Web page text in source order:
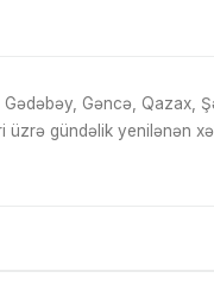
Gədəbəy, Gəncə, Qazax,
gündəlik yenilənən